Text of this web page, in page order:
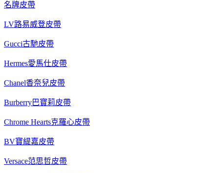
名牌皮帶
LV路易威登皮帶
Gucci古馳皮帶
Hermes愛馬仕皮帶
Chanel香奈兒皮帶
Burberry巴寶莉皮帶
Chrome Hearts克羅心皮帶
BV寶緹嘉皮帶
Versace范思哲皮帶